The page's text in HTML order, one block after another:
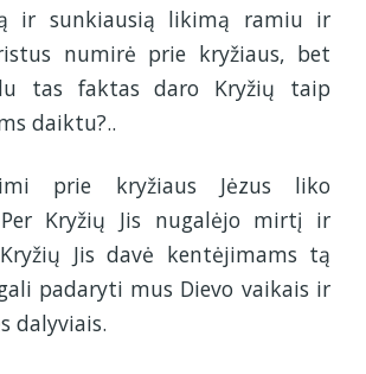
ir sunkiausią likimą ramiu ir
numirė prie kryžiaus, bet
tas faktas daro Kryžių taip
daiktu?..
prie kryžiaus Jėzus liko
Per Kryžių Jis nugalėjo mirtį ir
Jis davė kentėjimams tą
padaryti mus Dievo vaikais ir
dalyviais.